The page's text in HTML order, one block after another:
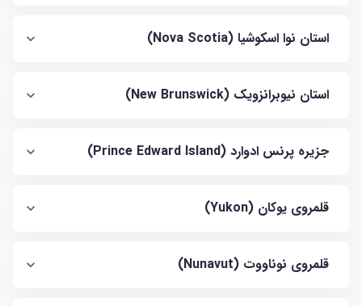
استان نوا اسکوشیا (Nova Scotia)
استان نیوبرانزویک (New Brunswick)
جزیره پرنس ادوارد (Prince Edward Island)
قلمروی یوکان (Yukon)
قلمروی نوناووت (Nunavut)